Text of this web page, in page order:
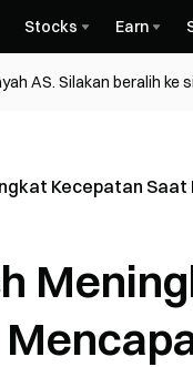
Stocks Earn
AS. Silakan beralih
Kecepatan